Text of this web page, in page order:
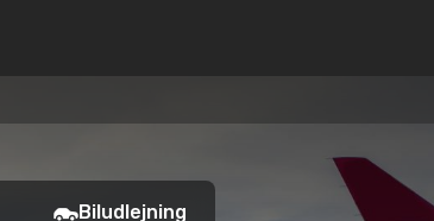
Biludlejning